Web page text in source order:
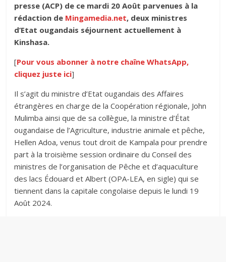
presse (ACP) de ce mardi 20 Août parvenues à la
rédaction de Mingamedia.net, deux ministres
d’Etat ougandais séjournent actuellement à
Kinshasa.
[Pour vous abonner à notre chaîne WhatsApp,
cliquez juste ici]
Il s’agit du ministre d’Etat ougandais des Affaires
étrangères en charge de la Coopération régionale, John
Mulimba ainsi que de sa collègue, la ministre d’État
ougandaise de l’Agriculture, industrie animale et pêche,
Hellen Adoa, venus tout droit de Kampala pour prendre
part à la troisième session ordinaire du Conseil des
ministres de l’organisation de Pêche et d’aquaculture
des lacs Édouard et Albert (OPA-LEA, en sigle) qui se
tiennent dans la capitale congolaise depuis le lundi 19
Août 2024.